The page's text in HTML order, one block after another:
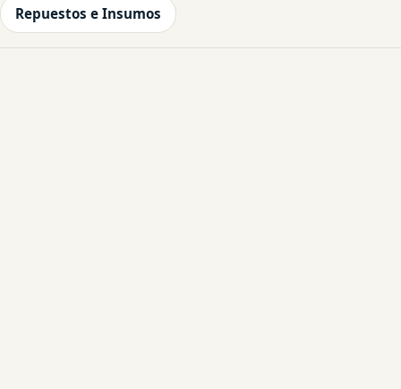
Repuestos e Insumos